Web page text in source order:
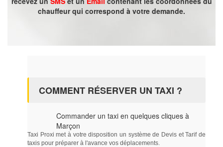
chauffeur qui correspond à votre demande.
COMMENT RÉSERVER UN TAXI ?
Commander un taxi en quelques cliques à
Marçon
Taxi Proxi met à votre disposition un système de Devis et Tarif de
taxis pour préparer à l'avance vos déplacements.